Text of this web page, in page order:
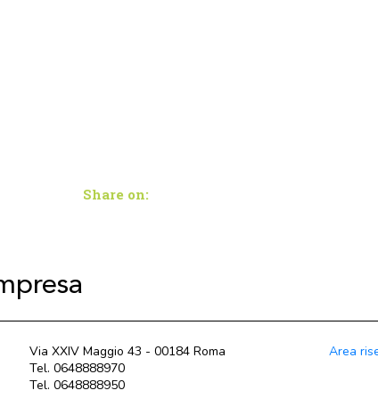
Share on:
Via XXIV Maggio 43 - 00184 Roma
Tel. 0648888970
Tel. 0648888950
Area